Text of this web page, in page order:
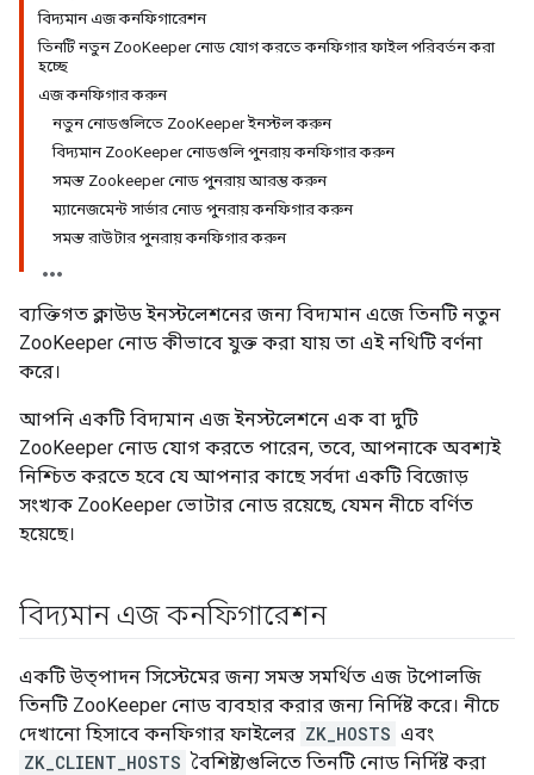
বিদ্যমান এজ কনফিগারেশন
তিনটি নতুন ZooKeeper নোড যোগ করতে কনফিগার ফাইল পরিবর্তন করা
হচ্ছে
এজ কনফিগার করুন
নতুন নোডগুলিতে ZooKeeper ইনস্টল করুন
বিদ্যমান ZooKeeper নোডগুলি পুনরায় কনফিগার করুন
সমস্ত Zookeeper নোড পুনরায় আরম্ভ করুন
ম্যানেজমেন্ট সার্ভার নোড পুনরায় কনফিগার করুন
সমস্ত রাউটার পুনরায় কনফিগার করুন
ব্যক্তিগত ক্লাউড ইনস্টলেশনের জন্য বিদ্যমান এজে তিনটি নতুন
ZooKeeper নোড কীভাবে যুক্ত করা যায় তা এই নথিটি বর্ণনা
করে।
আপনি একটি বিদ্যমান এজ ইনস্টলেশনে এক বা দুটি
ZooKeeper নোড যোগ করতে পারেন, তবে, আপনাকে অবশ্যই
নিশ্চিত করতে হবে যে আপনার কাছে সর্বদা একটি বিজোড়
সংখ্যক ZooKeeper ভোটার নোড রয়েছে, যেমন নীচে বর্ণিত
হয়েছে।
বিদ্যমান এজ কনফিগারেশন
একটি উত্পাদন সিস্টেমের জন্য সমস্ত সমর্থিত এজ টপোলজি
তিনটি ZooKeeper নোড ব্যবহার করার জন্য নির্দিষ্ট করে। নীচে
দেখানো হিসাবে কনফিগার ফাইলের ZK_HOSTS এবং
ZK_CLIENT_HOSTS বৈশিষ্ট্যগুলিতে তিনটি নোড নির্দিষ্ট করা